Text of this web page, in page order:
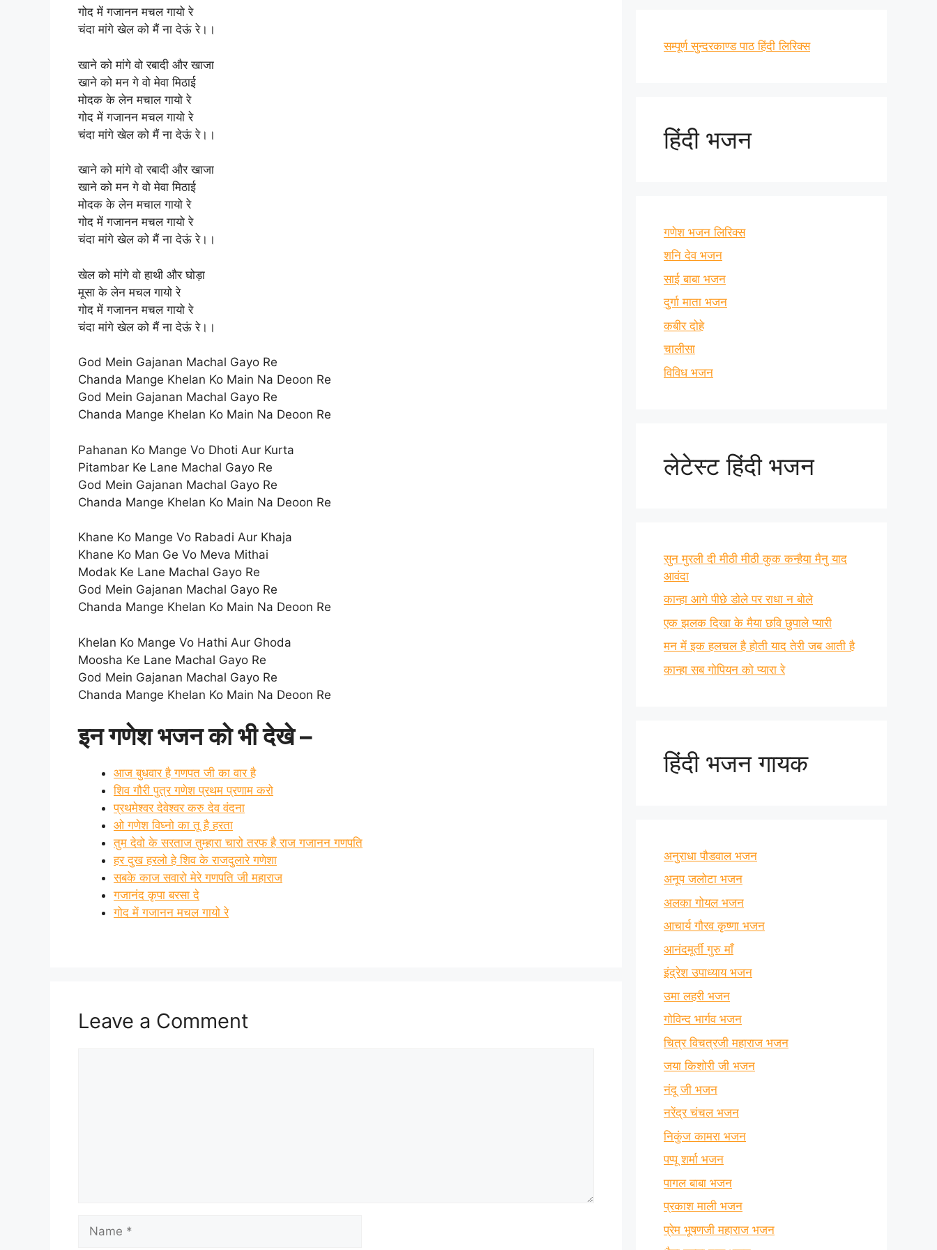
गोद में गजानन मचल गायो रे
चंदा मांगे खेल को मैं ना देऊं रे।।
खाने को मांगे वो रबादी और खाजा
खाने को मन गे वो मेवा मिठाई
मोदक के लेन मचाल गायो रे
गोद में गजानन मचल गायो रे
चंदा मांगे खेल को मैं ना देऊं रे।।
खाने को मांगे वो रबादी और खाजा
खाने को मन गे वो मेवा मिठाई
मोदक के लेन मचाल गायो रे
गोद में गजानन मचल गायो रे
चंदा मांगे खेल को मैं ना देऊं रे।।
खेल को मांगे वो हाथी और घोड़ा
मूसा के लेन मचल गायो रे
गोद में गजानन मचल गायो रे
चंदा मांगे खेल को मैं ना देऊं रे।।
God Mein Gajanan Machal Gayo Re
Chanda Mange Khelan Ko Main Na Deoon Re
God Mein Gajanan Machal Gayo Re
Chanda Mange Khelan Ko Main Na Deoon Re
Pahanan Ko Mange Vo Dhoti Aur Kurta
Pitambar Ke Lane Machal Gayo Re
God Mein Gajanan Machal Gayo Re
Chanda Mange Khelan Ko Main Na Deoon Re
Khane Ko Mange Vo Rabadi Aur Khaja
Khane Ko Man Ge Vo Meva Mithai
Modak Ke Lane Machal Gayo Re
God Mein Gajanan Machal Gayo Re
Chanda Mange Khelan Ko Main Na Deoon Re
Khelan Ko Mange Vo Hathi Aur Ghoda
Moosha Ke Lane Machal Gayo Re
God Mein Gajanan Machal Gayo Re
Chanda Mange Khelan Ko Main Na Deoon Re
इन गणेश भजन को भी देखे –
आज बुधवार है गणपत जी का वार है
शिव गौरी पुत्र गणेश प्रथम प्रणाम करो
प्रथमेश्वर देवेश्वर करु देव वंदना
ओ गणेश विघ्नो का तू है हरता
तुम देवो के सरताज तुम्हारा चारो तरफ है राज गजानन गणपति
हर दुख हरलो हे शिव के राजदुलारे गणेशा
सबके काज सवारो मेरे गणपति जी महाराज
गजानंद कृपा बरसा दे
गोद में गजानन मचल गायो रे
Leave a Comment
सम्पूर्ण सुन्दरकाण्ड पाठ हिंदी लिरिक्स
हिंदी भजन
गणेश भजन लिरिक्स
शनि देव भजन
साई बाबा भजन
दुर्गा माता भजन
कबीर दोहे
चालीसा
विविध भजन
लेटेस्ट हिंदी भजन
सुन मुरली दी मीठी मीठी कुक कन्हैया मैनु याद
आवंदा
कान्हा आगे पीछे डोले पर राधा न बोले
एक झलक दिखा के मैया छवि छुपाले प्यारी
मन में इक हलचल है होती याद तेरी जब आती है
कान्हा सब गोपियन को प्यारा रे
हिंदी भजन गायक
अनुराधा पौडवाल भजन
अनूप जलोटा भजन
अलका गोयल भजन
आचार्य गौरव कृष्णा भजन
आनंदमूर्ती गुरु माँ
इंद्रेश उपाध्याय भजन
उमा लहरी भजन
गोविन्द भार्गव भजन
चित्र विचत्रजी महाराज भजन
जया किशोरी जी भजन
नंदू जी भजन
नरेंद्र चंचल भजन
निकुंज कामरा भजन
पप्पू शर्मा भजन
पागल बाबा भजन
प्रकाश माली भजन
प्रेम भूषणजी महाराज भजन